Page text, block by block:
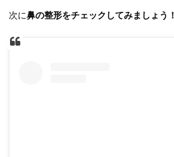
次に鼻の整形をチェックしてみましょう！